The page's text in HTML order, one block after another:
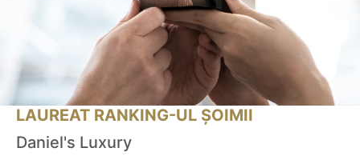
LAUREAT RANKING-UL ȘOIMII
Daniel's Luxury